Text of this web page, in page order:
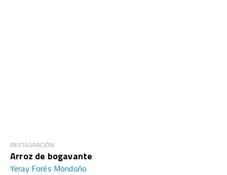
RESTAURACIÓN
Arroz de bogavante
Yeray Forés Mondoño